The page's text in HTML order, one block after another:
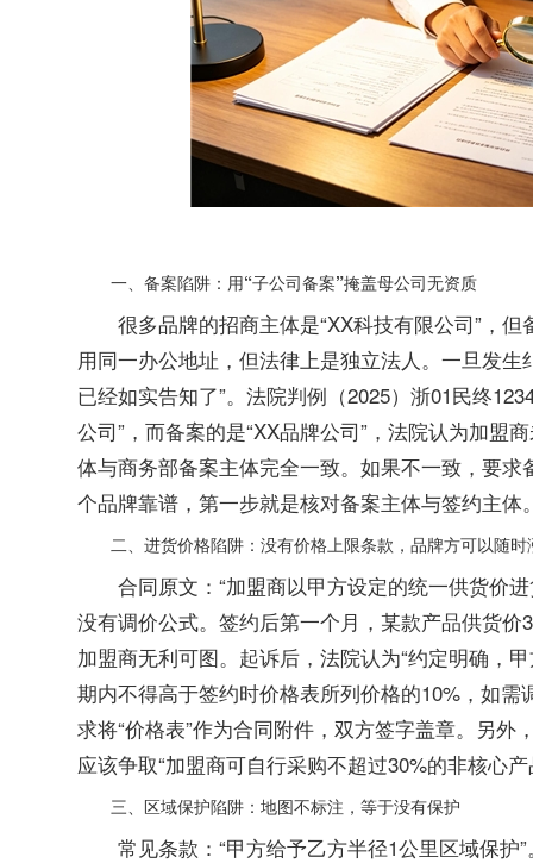
一、备案陷阱：用“子公司备案”掩盖母公司无资质
很多品牌的招商主体是“XX科技有限公司”，
用同一办公地址，但法律上是独立法人。一旦发
已经如实告知了”。法院判例（2025）浙01民终
公司”，而备案的是“XX品牌公司”，法院认为加盟
体与商务部备案主体完全一致。如果不一致，要
个品牌靠谱，第一步就是核对备案主体与签约主体
二、进货价格陷阱：没有价格上限条款，品牌方可以随时
合同原文：“加盟商以甲方设定的统一供货价
没有调价公式。签约后第一个月，某款产品供货
加盟商无利可图。起诉后，法院认为“约定明确，
期内不得高于签约时价格表所列价格的10%，如
求将“价格表”作为合同附件，双方签字盖章。另外
应该争取“加盟商可自行采购不超过30%的非核心产
三、区域保护陷阱：地图不标注，等于没有保护
常见条款：“甲方给予乙方半径1公里区域保